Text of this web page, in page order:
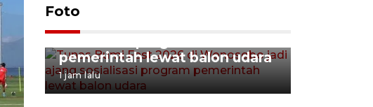
Foto
Tunas Bumi Fest 2026 di
pemerintah lewat balon udara
1 jam lalu